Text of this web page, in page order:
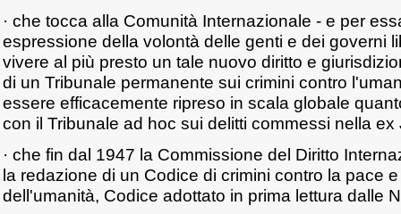
· che tocca alla Comunità Internazionale - e per
espressione della volontà delle genti e dei governi
vivere al più presto un tale nuovo diritto e
di un Tribunale permanente sui crimini contro
essere efficacemente ripreso in scala globale
con il Tribunale ad hoc sui delitti commessi nella ex
· che fin dal 1947 la Commissione del Diritto
la redazione di un Codice di crimini contro la pace
dell'umanità, Codice adottato in prima lettura dalle